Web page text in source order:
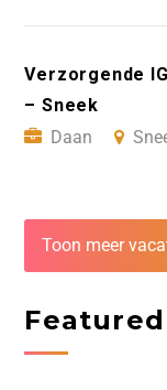
Verzorgende
– Sneek
Daan
Toon meer